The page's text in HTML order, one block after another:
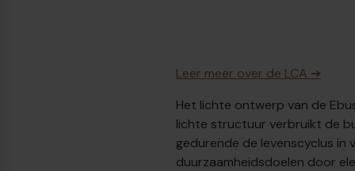
Leer meer over de LCA ➔
Het lichte ontwerp van de
lichte structuur verbruikt de
gedurende de levenscyclus in
duurzaamheidsdoelen door